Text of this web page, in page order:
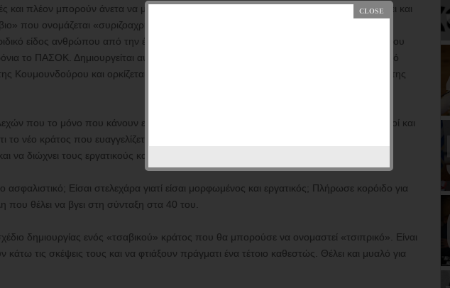
και πλέον μπορούν άνετα να μπαίνουν όχι οι καλοί αλλά οι μετριότητες. Έτσι θα γεμίσει και
που ονομάζεται «συριζοαχρηστέξ», από αυτό που σιγά – σιγά γεμίζει και ο κρατικός
είδος ανθρώπου από την ένωση της τεμπέλικης και όζουσας ψευτοαριστεράς και του
το ΠΑΣΟΚ. Δημιουργείται αυτό το είδος του Έλληνα που παίρνει θέσεις στον κρατικό
Κουμουνδούρου και ορκίζεται πίστη στον «μεγάλο αρχηγό», στον απόλυτο άρχοντα της
που το μόνο που κάνουν είναι να πετσοκόβουν και τις προοπτικές που έχουν ικανοί και
το νέο κράτος που ευαγγελίζεται η Αριστερά πρέπει να επιβραβεύει τους μέτριους, να
να διώχνει τους εργατικούς και τα «αστέρια».
ασφαλιστικό; Είσαι στελεχάρα γιατί είσαι μορφωμένος και εργατικός; Πλήρωσε κορόιδο για
που θέλει να βγει στη σύνταξη στα 40 του.
δημιουργίας ενός «τσαβικού» κράτος που θα μπορούσε να ονομαστεί «τσιπρικό». Είναι
κάτω τις σκέψεις τους και να φτιάξουν πράγματι ένα τέτοιο καθεστώς. Θέλει και μυαλό για